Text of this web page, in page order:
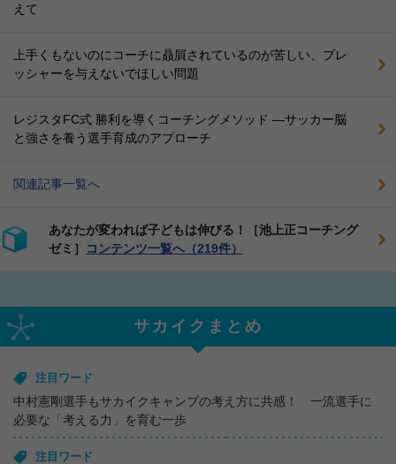
えて
上手くもないのにコーチに贔屓されているのが苦しい、プレ
ッシャーを与えないでほしい問題
レジスタFC式 勝利を導くコーチングメソッド ―サッカー脳
と強さを養う選手育成のアプローチ
関連記事一覧へ
あなたが変われば子どもは伸びる！［池上正コーチング
ゼミ］
コンテンツ一覧へ（219件）
サカイクまとめ
注目ワード
中村憲剛選手もサカイクキャンプの考え方に共感！ 一流選手に
必要な「考える力」を育む一歩
注目ワード